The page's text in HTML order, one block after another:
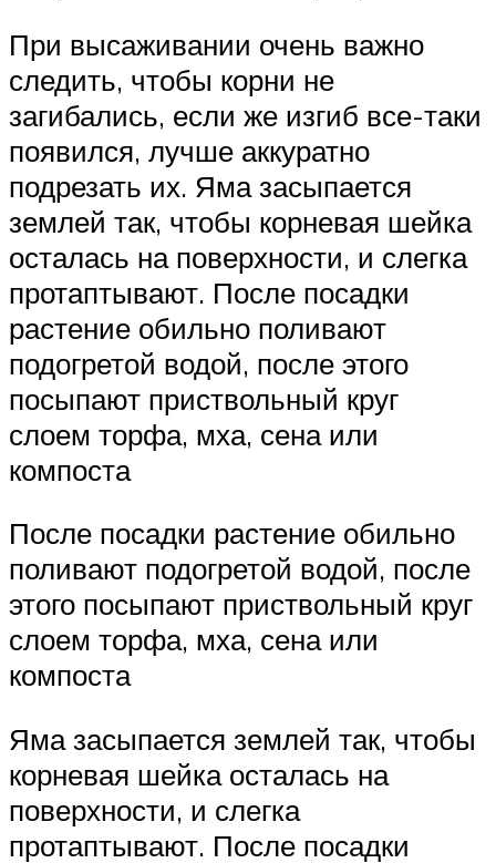
При высаживании очень важно
следить, чтобы корни не
загибались, если же изгиб все-таки
появился, лучше аккуратно
подрезать их. Яма засыпается
землей так, чтобы корневая шейка
осталась на поверхности, и слегка
протаптывают. После посадки
растение обильно поливают
подогретой водой, после этого
посыпают приствольный круг
слоем торфа, мха, сена или
компоста
После посадки растение обильно
поливают подогретой водой, после
этого посыпают приствольный круг
слоем торфа, мха, сена или
компоста
Яма засыпается землей так, чтобы
корневая шейка осталась на
поверхности, и слегка
протаптывают. После посадки